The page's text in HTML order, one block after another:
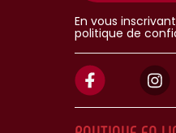
En vous
politique de